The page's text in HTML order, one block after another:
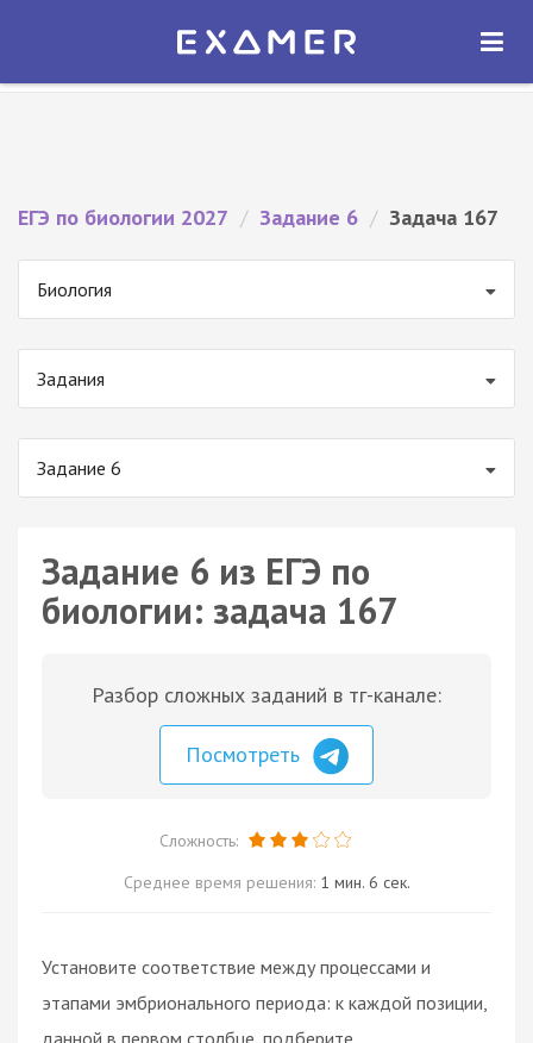
Экзамер — ЕГЭ 2027
ОТКРЫТЬ
ЕГЭ по биологии 2027 / Задание 6 / Задача 167
Биология
Задания
Задание 6
Задание 6 из ЕГЭ по
биологии: задача 167
Разбор сложных заданий в тг-канале:
Посмотреть
Сложность:
Среднее время решения: 1 мин. 6 сек.
Установите соответствие между процессами и
этапами эмбрионального периода: к каждой позиции,
данной в первом столбце, подберите